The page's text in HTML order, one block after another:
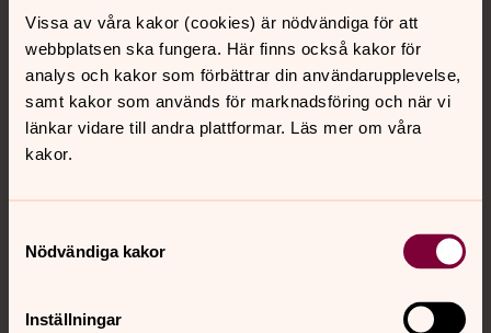
Vissa av våra kakor (cookies) är nödvändiga för att
webbplatsen ska fungera. Här finns också kakor för
analys och kakor som förbättrar din användarupplevelse,
samt kakor som används för marknadsföring och när vi
länkar vidare till andra plattformar. Läs mer om våra
kakor.
Nödvändiga kakor
Inställningar
Kontakt
Kalender
Hitta snabbt
Sociala kanaler